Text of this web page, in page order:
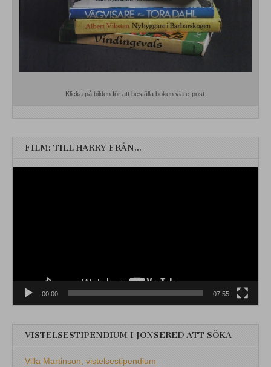
Klicka på bilden för att beställa boken via e-post.
FILM: TILL HARRY FRÅN…
00:00 07:55
VISTELSESTIPENDIUM I JONSERED ATT SÖKA
Villa Martinson, vistelsestipendium